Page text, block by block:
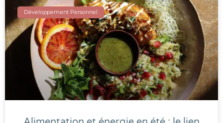
Développement Personnel